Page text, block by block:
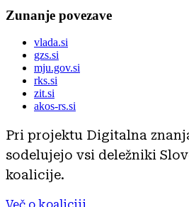
Zunanje povezave
vlada.si
gzs.si
mju.gov.si
rks.si
zit.si
akos-rs.si
Pri projektu Digitalna
sodelujejo vsi deležniki
koalicije.
Več o koaliciji